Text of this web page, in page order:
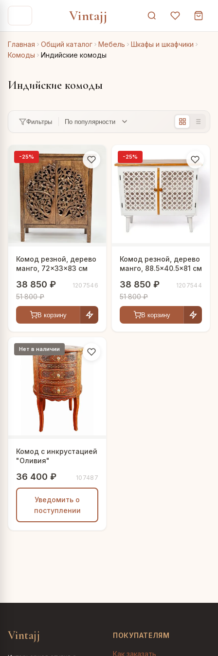
Vintajj
Главная Общий каталог Мебель
Шкафы и шкафчики
Комоды
Индийские комоды
Индийские комоды
Фильтры
-25%
Комод резной, дерево
манго, 72×33×83 см
38 850 ₽
51 800 ₽
1207546
В корзину
-25%
Комод резной, дерево
манго, 88.5×40.5×81 см
38 850 ₽
51 800 ₽
1207544
В корзину
Нет в наличии
Комод с инкрустацией
"Оливия"
36 400 ₽ 107487
Уведомить о
поступлении
Vintajj ПОКУПАТЕЛЯМ
Как заказать